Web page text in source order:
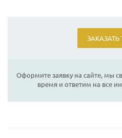
ЗАКАЗАТЬ
Оформите заявку на сайте, мы
время и ответим на все